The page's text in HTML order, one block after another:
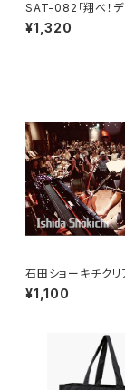
SAT-082「翔べ！デ
田ショーキチ
¥1,320
石田ショーキチクリ
¥1,100